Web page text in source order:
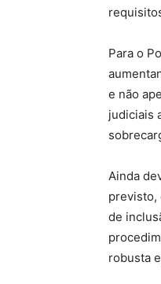
Para o
e não
judiciais
Ainda
previsto,
de
robusta